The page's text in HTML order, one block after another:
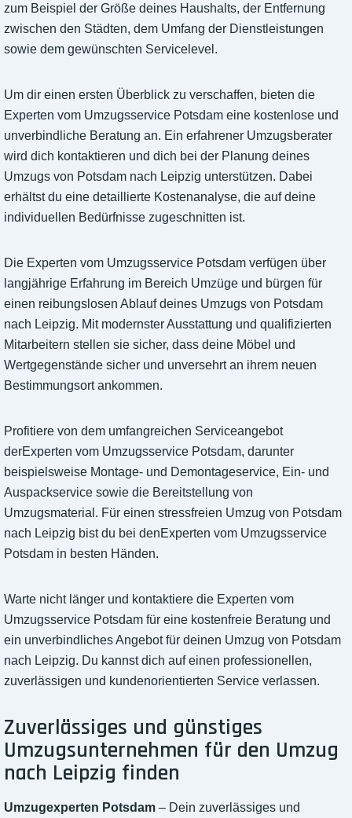
zum Beispiel der Größe deines Haushalts, der Entfernung
zwischen den Städten, dem Umfang der Dienstleistungen
sowie dem gewünschten Servicelevel.
Um dir einen ersten Überblick zu verschaffen, bieten die
Experten vom Umzugsservice Potsdam eine kostenlose und
unverbindliche Beratung an. Ein erfahrener Umzugsberater
wird dich kontaktieren und dich bei der Planung deines
Umzugs von Potsdam nach Leipzig unterstützen. Dabei
erhältst du eine detaillierte Kostenanalyse, die auf deine
individuellen Bedürfnisse zugeschnitten ist.
Die Experten vom Umzugsservice Potsdam verfügen über
langjährige Erfahrung im Bereich Umzüge und bürgen für
einen reibungslosen Ablauf deines Umzugs von Potsdam
nach Leipzig. Mit modernster Ausstattung und qualifizierten
Mitarbeitern stellen sie sicher, dass deine Möbel und
Wertgegenstände sicher und unversehrt an ihrem neuen
Bestimmungsort ankommen.
Profitiere von dem umfangreichen Serviceangebot
derExperten vom Umzugsservice Potsdam, darunter
beispielsweise Montage- und Demontageservice, Ein- und
Auspackservice sowie die Bereitstellung von
Umzugsmaterial. Für einen stressfreien Umzug von Potsdam
nach Leipzig bist du bei denExperten vom Umzugsservice
Potsdam in besten Händen.
Warte nicht länger und kontaktiere die Experten vom
Umzugsservice Potsdam für eine kostenfreie Beratung und
ein unverbindliches Angebot für deinen Umzug von Potsdam
nach Leipzig. Du kannst dich auf einen professionellen,
zuverlässigen und kundenorientierten Service verlassen.
Zuverlässiges und günstiges
Umzugsunternehmen für den Umzug
nach Leipzig finden
Umzugexperten Potsdam – Dein zuverlässiges und